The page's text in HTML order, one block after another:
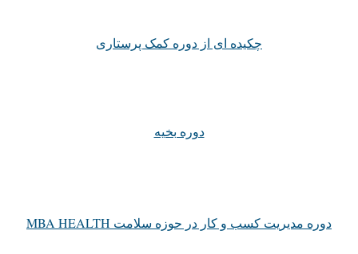
چکیده ای از دوره کمک پرستاری
دوره بخیه
دوره مدیریت کسب و کار در حوزه سلامت MBA HEALTH